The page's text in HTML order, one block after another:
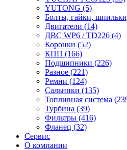
YUTONG (5)
Болты, гайки,
Двигатели (14)
ДВС WP6 / TD226 (4)
Коронки (52)
КПП (166)
Подшипники (226)
Разное (221)
Ремни (124)
Сальники (135)
Топливная система
Турбина (39)
Фильтры (416)
Фланец (32)
Сервис
О компании